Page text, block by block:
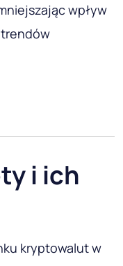
wpływ
i ich
kryptowalut w